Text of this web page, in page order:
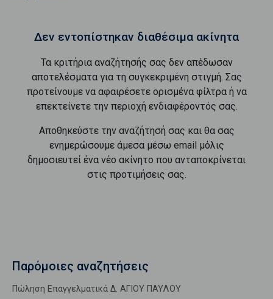
Δεν εντοπίστηκαν διαθέσιμα ακίνητα
Τα κριτήρια αναζήτησής σας δεν απέδωσαν
αποτελέσματα για τη συγκεκριμένη στιγμή. Σας
προτείνουμε να αφαιρέσετε ορισμένα φίλτρα ή να
επεκτείνετε την περιοχή ενδιαφέροντός σας.
Αποθηκεύστε την αναζήτησή σας και θα σας
ενημερώσουμε άμεσα μέσω email μόλις
δημοσιευτεί ένα νέο ακίνητο που ανταποκρίνεται
στις προτιμήσεις σας.
Παρόμοιες αναζητήσεις
Πώληση Επαγγελματικά Δ. ΑΓΙΟΥ ΠΑΥΛΟΥ